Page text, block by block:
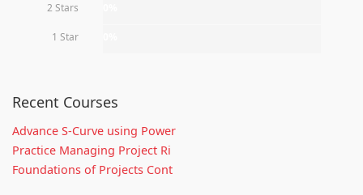
2 Stars
1 Star
Recent Courses
Advance S-Curve using Power
Practice Managing Project Ri
Foundations of Projects Cont